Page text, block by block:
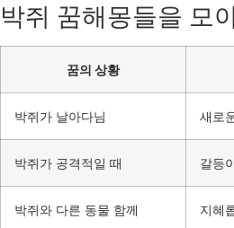
박쥐 꿈해몽들을 모
꿈의 상황
박쥐가 날아다님 새로
박쥐가 공격적일 때 갈등
박쥐와 다른 동물 함께 지혜